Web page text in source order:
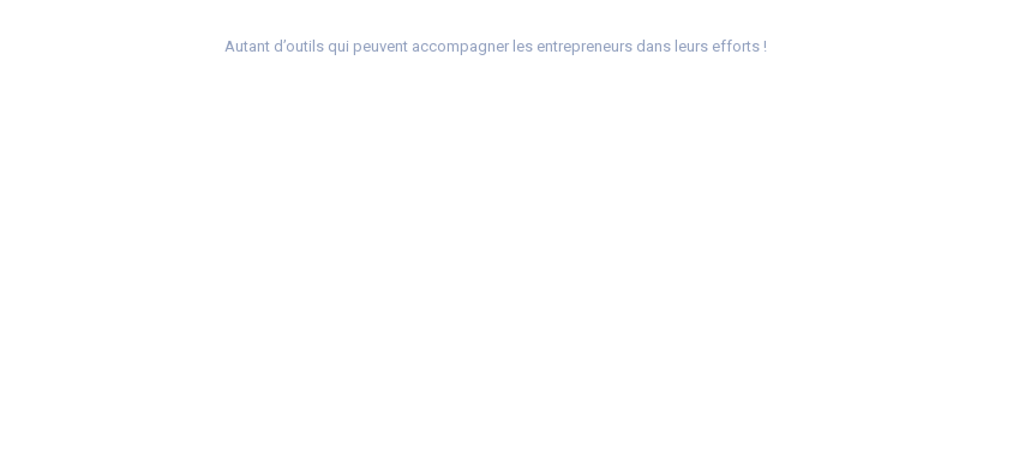
Autant d’outils qui peuvent accompagner les entrepreneurs dans leurs efforts !